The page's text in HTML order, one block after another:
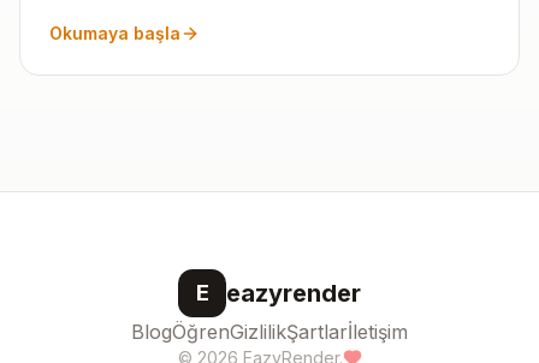
Okumaya başla
E eazyrender
BlogÖğrenGizlilikŞartlarİletişim
© 2026 EazyRender.